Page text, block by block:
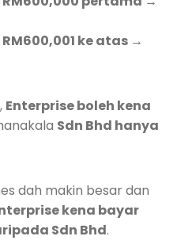
ke atas →
Enterprise boleh kena
Sdn Bhd hanya
dah makin besar dan
kena bayar
Sdn Bhd.